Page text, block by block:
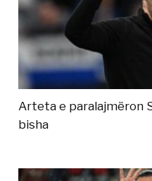
Arteta e paralajmëron
bisha